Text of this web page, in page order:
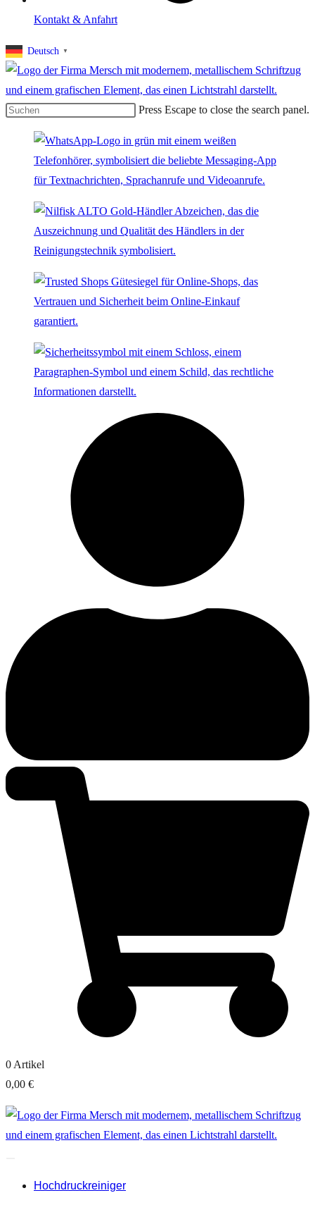
Kontakt & Anfahrt
Deutsch ▼
Press Escape to close the search panel.
0 Artikel
0,00 €
Hochdruckreiniger